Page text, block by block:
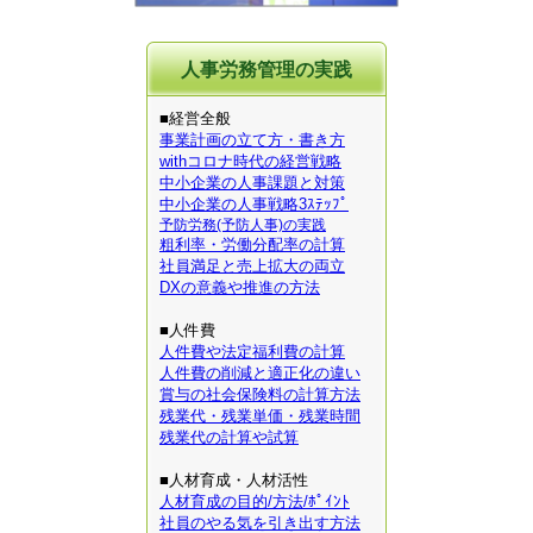
人事労務管理の実践
■経営全般
事業計画の立て方・書き方
withコロナ時代の経営戦略
中小企業の人事課題と対策
中小企業の人事戦略3ｽﾃｯﾌﾟ
予防労務(予防人事)の実践
粗利率・労働分配率の計算
社員満足と売上拡大の両立
DXの意義や推進の方法
■人件費
人件費や法定福利費の計算
人件費の削減と適正化の違い
賞与の社会保険料の計算方法
残業代・残業単価・残業時間
残業代の計算や試算
■人材育成・人材活性
人材育成の目的/方法/ﾎﾟｲﾝﾄ
社員のやる気を引き出す方法